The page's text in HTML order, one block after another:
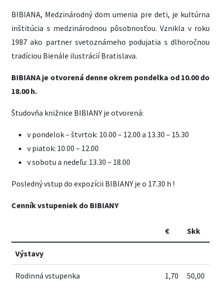
BIBIANA, Medzinárodný dom umenia pre deti, je kultúrna
inštitúcia s medzinárodnou pôsobnosťou. Vznikla v roku
1987 ako partner svetoznámeho podujatia s dlhoročnou
tradíciou Bienále ilustrácií Bratislava.
BIBIANA je otvorená denne okrem pondelka od 10.00 do
18.00 h.
Študovňa knižnice BIBIANY je otvorená:
v pondelok – štvrtok: 10.00 – 12.00 a 13.30 – 15.30
v piatok: 10.00 – 12.00
v sobotu a nedeľu: 13.30 – 18.00
Posledný vstup do expozícii BIBIANY je o 17.30 h !
Cenník vstupeniek do BIBIANY
€ Skk
Výstavy
Rodinná vstupenka 1,70 50,00